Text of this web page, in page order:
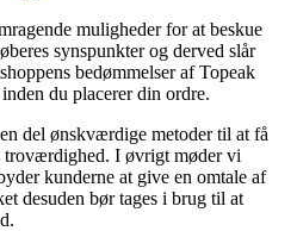
muligheder for at beskue
synspunkter og derved slår
bedømmelser af Topeak
du placerer din ordre.
del ønskværdige metoder til at få
troværdighed. I øvrigt møder vi
kunderne at give en omtale af
desuden bør tages i brug til at